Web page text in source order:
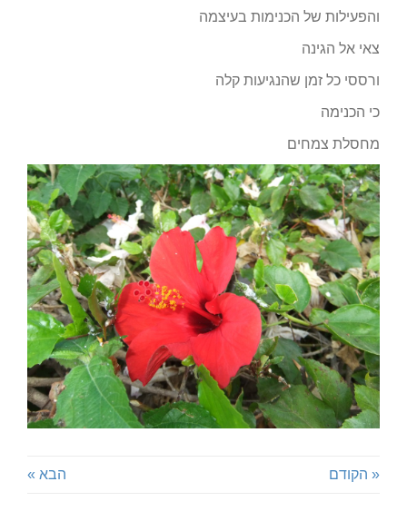
והפעילות של הכנימות בעיצמה
צאי אל הגינה
ורססי כל זמן שהנגיעות קלה
כי הכנימה
מחסלת צמחים
« הקודם הבא »